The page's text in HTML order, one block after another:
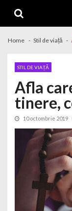
Home Stil de viață
STIL DE VIAȚĂ
Afla
tinere,
10 octombrie 2019